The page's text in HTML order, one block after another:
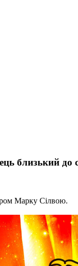
близький до
Марку Сілвою.